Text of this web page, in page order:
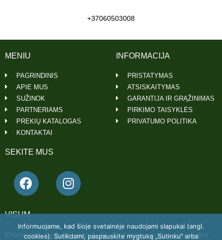
+37060503008
VISUM
Elektroninė prekyba nuo A iki Z. Įvairios prekių kategorijos –
SEKITE MUS
INFORMACIJA
PRISTATYMAS
ATSISKAITYMAS
GARANTIJA IR GRĄŽINIMAS
PIRKIMO TAISYKLĖS
PRIVATUMO POLITIKA
MENIU
PAGRINDINIS
APIE MUS
SUŽINOK
PARTNERIAMS
PREKIŲ KATALOGAS
KONTAKTAI
Informuojame, kad šioje svetainėje naudojami slapukai (angl.
cookies). Sutikdami, paspauskite mygtuką „Sutinku“ arba